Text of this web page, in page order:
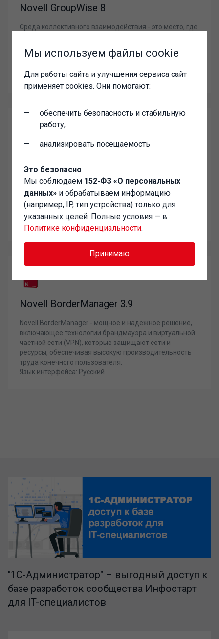
Novell GroupWise 8
Среда коллективного взаимодействия - это место, где
ежедневно проходит через электронную почту,
Язык интерфейса: Русский
в мире систем управления идентификацией, который
позволяет компаниям управлять
идентификационными параметрами и контролировать
доступ сотрудников, клиентов и партнеров.
Язык интерфейса: Русский
Novell BorderManager 3.9
Novell BorderManager - мощное и надежное решение,
включающее технологии брандмауэра и виртуальной
частной сети (VPN), которые защищают сети и
ресурсы, обеспечивая высокую производительность
труда конечного пользователя.
Язык интерфейса: Русский
"1C-Администратор" – выгодный доступ к
базе разработок сообщества Инфостарт
для IT-специалистов
Мы используем файлы cookie
Для работы сайта и улучшения сервиса сайт
применяет cookies. Они помогают:
обеспечить безопасность и стабильную
работу,
анализировать посещаемость
Это безопасно
Мы соблюдаем 152-ФЗ «О персональных
данных» и обрабатываем информацию
(например, IP, тип устройства) только для
указанных целей. Полные условия — в
Политике конфиденциальности.
Принимаю